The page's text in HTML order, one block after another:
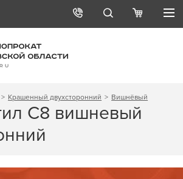
Крашенный двухсторонний Вишнёвый
С8 вишневый